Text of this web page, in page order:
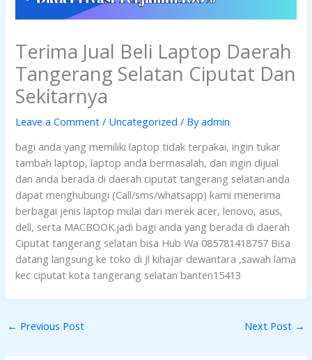
Terima Jual Beli Laptop Daerah
Tangerang Selatan Ciputat Dan
Sekitarnya
Leave a Comment / Uncategorized / Byadmin
bagi anda yang memiliki laptop tidak terpakai, ingin tukar
tambah laptop, laptop anda bermasalah, dan ingin dijual
dan anda berada di daerah ciputat tangerang selatan.anda
dapat menghubungi (Call/sms/whatsapp) kami menerima
berbagai jenis laptop mulai dari merek acer, lenovo, asus,
dell, serta MACBOOK.jadi bagi anda yang berada di daerah
Ciputat tangerang selatan bisa Hub Wa 085781418757 Bisa
datang langsung ke toko di Jl kihajar dewantara ,sawah lama
kec ciputat kota tangerang selatan banten15413
← Previous Post Next Post →